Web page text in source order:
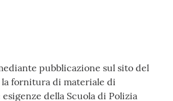
pubblicazione sul sito del
fornitura di materiale di
della Scuola di Polizia